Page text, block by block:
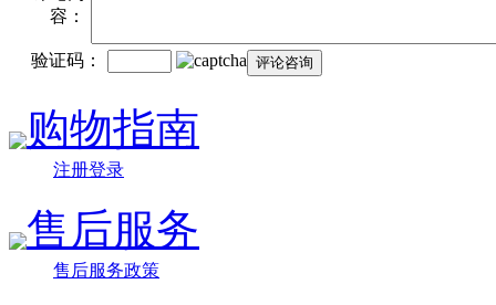
容：
验证码：
购物指南
注册登录
售后服务
售后服务政策